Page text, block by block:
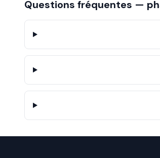
Questions fréquentes —